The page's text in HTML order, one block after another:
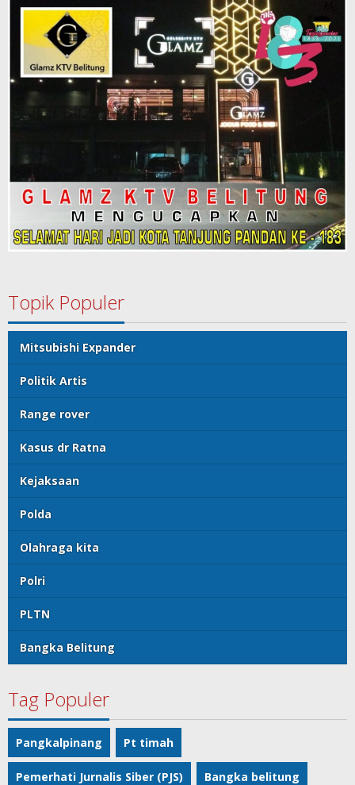
Topik Populer
Mitsubishi Expander
Politik Artis
Range rover
Kasus dr Ratna
Kejaksaan
Polda
Olahraga kita
Polri
PLTN
Bangka Belitung
Tag Populer
Pangkalpinang Pt timah
Pemerhati Jurnalis Siber (PJS) Bangka belitung